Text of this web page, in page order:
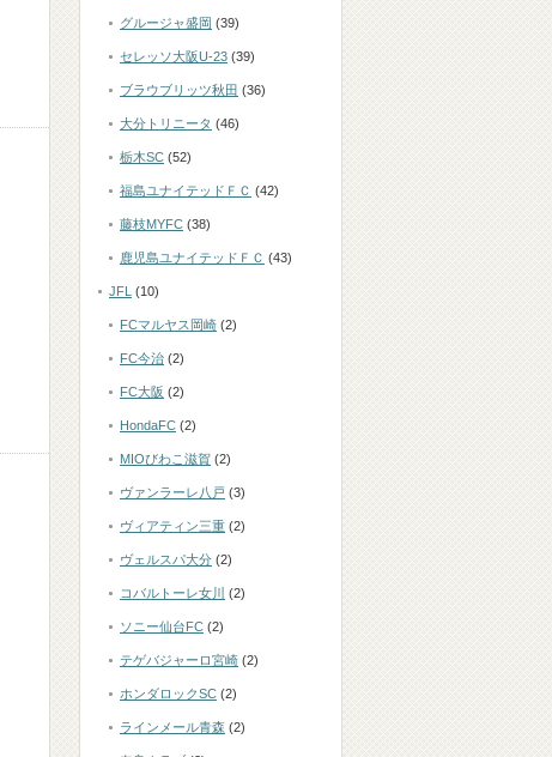
グルージャ盛岡 (39)
セレッソ大阪U-23 (39)
ブラウブリッツ秋田 (36)
大分トリニータ (46)
栃木SC (52)
福島ユナイテッドＦＣ (42)
藤枝MYFC (38)
鹿児島ユナイテッドＦＣ (43)
JFL (10)
FCマルヤス岡崎 (2)
FC今治 (2)
FC大阪 (2)
HondaFC (2)
MIOびわこ滋賀 (2)
ヴァンラーレ八戸 (3)
ヴィアティン三重 (2)
ヴェルスパ大分 (2)
コバルトーレ女川 (2)
ソニー仙台FC (2)
テゲバジャーロ宮崎 (2)
ホンダロックSC (2)
ラインメール青森 (2)